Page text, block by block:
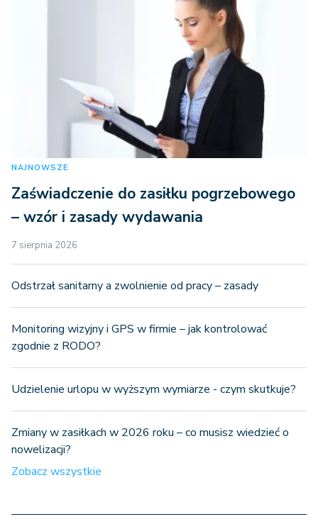
NAJNOWSZE
Zaświadczenie do zasiłku pogrzebowego
– wzór i zasady wydawania
7 sierpnia 2026
Odstrzał sanitarny a zwolnienie od pracy – zasady
Monitoring wizyjny i GPS w firmie – jak kontrolować
zgodnie z RODO?
Udzielenie urlopu w wyższym wymiarze - czym skutkuje?
Zmiany w zasiłkach w 2026 roku – co musisz wiedzieć o
nowelizacji?
Zobacz wszystkie